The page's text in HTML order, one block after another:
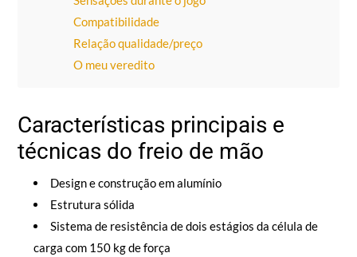
Compatibilidade
Relação qualidade/preço
O meu veredito
Características principais e
técnicas do freio de mão
Design e construção em alumínio
Estrutura sólida
Sistema de resistência de dois estágios da célula de
carga com 150 kg de força